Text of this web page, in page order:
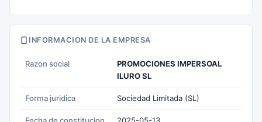
INFORMACION DE LA EMPRESA
Razon social
PROMOCIONES IMPERSOAL
ILURO SL
Forma juridica Sociedad Limitada (SL)